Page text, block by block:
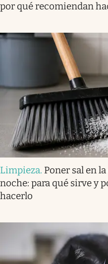
por qué recomiendan
Limpieza. Poner sal en
noche: para qué sirve y
hacerlo